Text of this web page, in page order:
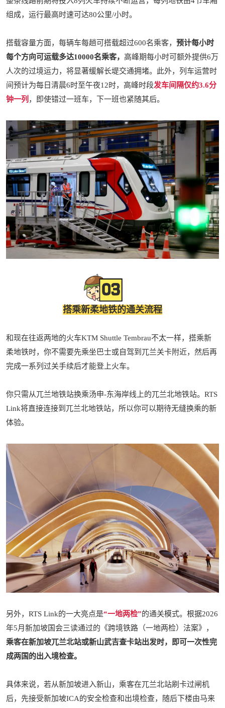
组成，运行最高时速可达80公里/小时。
搭载容量方面，每辆车每趟可搭载超过600名乘客，预计每小时
每个方向可运载多达10000名乘客，高峰期每小时可额外提供6万
人次的过境运力，将显著缓解长堤交通拥堵。此外，列车运营时
间预计为每日清晨6时至午夜12时，高峰时段发车间隔仅约3.6分
钟一列 ，即使错过一班车，下一班也紧随其后。
搭乘新柔地铁的通关流程
和现在往返两地的火车KTM Shuttle Tembrau不太一样，搭乘新
柔地铁时，你不需要先乘坐巴士或自驾到兀兰关卡附近，然后再
完成一系列过关手续后才能登上火车。
你只需从兀兰地铁站换乘汤申-东海岸线上的兀兰北地铁站。RTS
Link将直接连接到兀兰北地铁站，所以你可以期待无缝换乘的新
体验。
另外，RTS Link的一大亮点是“一地两检”的通关模式。根据2026
年5月新加坡国会三读通过的《跨境铁路（一地两检）法案》，
乘客在新加坡兀兰北站或新山武吉查卡站出发时，即可一次性完
成两国的出入境检查。
具体来说，若从新加坡进入新山，乘客在兀兰北站刷卡过闸机
后，先接受新加坡ICA的安全检查和出境检查，随后下楼由马来